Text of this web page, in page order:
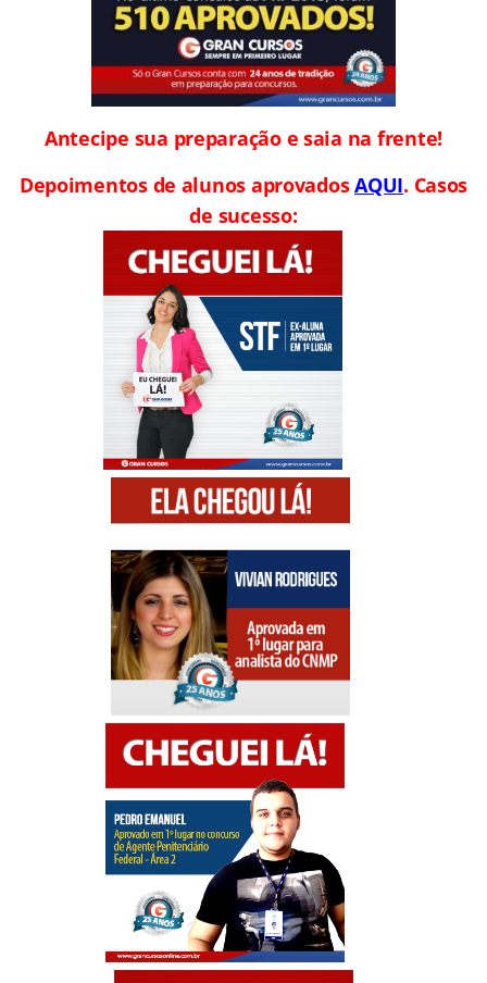
Antecipe sua preparação e saia na frente!
Depoimentos de alunos aprovadosAQUI. Casos
de sucesso: